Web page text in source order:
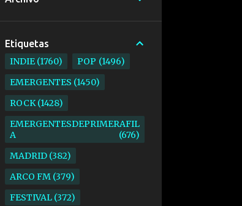
Etiquetas
INDIE 1760 POP 1496
EMERGENTES 1450
ROCK 1428
EMERGENTESDEPRIMERAFIL
A
676
MADRID 382
ARCO FM 379
FESTIVAL 372